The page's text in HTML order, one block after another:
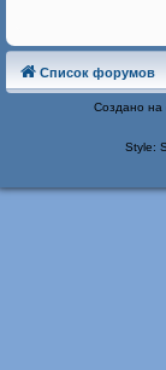
Список форумов
Создано на
Style: